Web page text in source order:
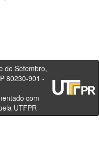
80230-901 -
- Brasil
com
UTFPR